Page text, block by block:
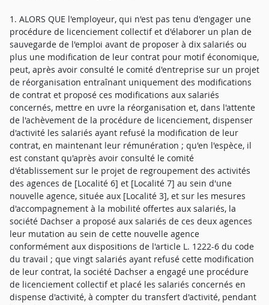
1. ALORS QUE l'employeur, qui n'est pas tenu d'engager une
procédure de licenciement collectif et d'élaborer un plan de
sauvegarde de l'emploi avant de proposer à dix salariés ou
plus une modification de leur contrat pour motif économique,
peut, après avoir consulté le comité d'entreprise sur un projet
de réorganisation entraînant uniquement des modifications
de contrat et proposé ces modifications aux salariés
concernés, mettre en uvre la réorganisation et, dans l'attente
de l'achèvement de la procédure de licenciement, dispenser
d'activité les salariés ayant refusé la modification de leur
contrat, en maintenant leur rémunération ; qu'en l'espèce, il
est constant qu'après avoir consulté le comité
d'établissement sur le projet de regroupement des activités
des agences de [Localité 6] et [Localité 7] au sein d'une
nouvelle agence, située aux [Localité 3], et sur les mesures
d'accompagnement à la mobilité offertes aux salariés, la
société Dachser a proposé aux salariés de ces deux agences
leur mutation au sein de cette nouvelle agence
conformément aux dispositions de l'article L. 1222-6 du code
du travail ; que vingt salariés ayant refusé cette modification
de leur contrat, la société Dachser a engagé une procédure
de licenciement collectif et placé les salariés concernés en
dispense d'activité, à compter du transfert d'activité, pendant